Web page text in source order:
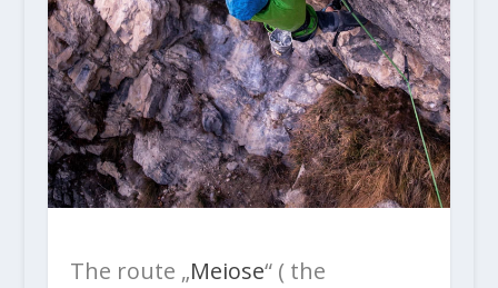
The route „Meiose“ ( the